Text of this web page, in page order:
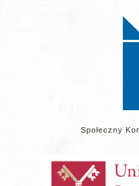
Społeczny